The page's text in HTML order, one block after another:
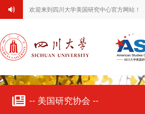
欢迎来到四川大学美国研究中心官方网站！
-- 美国研究协会 --